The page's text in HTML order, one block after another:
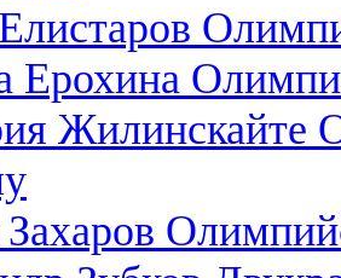
Ерохина
Жилинскайте